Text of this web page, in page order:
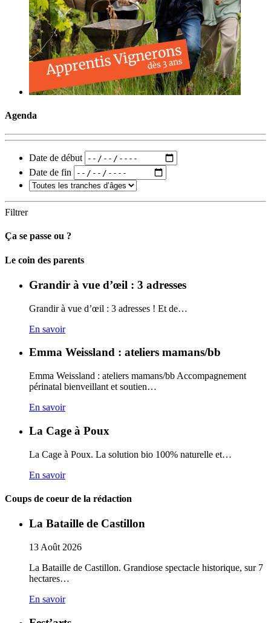
Agenda
Date de début
Date de fin
Filtrer
Ça se passe ou ?
Carto
Le coin des parents
Grandir à vue d’œil : 3 adresses
Grandir à vue d’œil : 3 adresses ! Et de…
En savoir
Emma Weissland : ateliers mamans/bb
Emma Weissland : ateliers mamans/bb Accompagnement
périnatal bienveillant et soutien…
En savoir
La Cage à Poux
La Cage à Poux. La solution bio 100% naturelle et…
En savoir
Coups de coeur de la rédaction
La Bataille de Castillon
13 Août 2026
La Bataille de Castillon. Grandiose spectacle historique, sur 7
hectares…
En savoir